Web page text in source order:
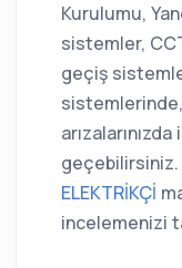
Kurulumu,
sistemler,
geçiş
geçebilirsiniz.
ELEKTRİKÇİ
incelemenizi